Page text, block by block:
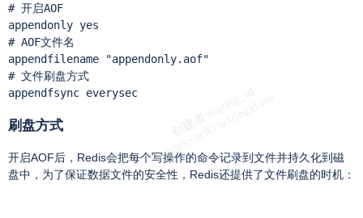
# 开启AOF
appendonly yes
# AOF文件名
appendfilename "appendonly.aof"
# 文件刷盘方式
appendfsync everysec
刷盘方式
开启AOF后，Redis会把每个写操作的命令记录到文件并持久化到磁
盘中，为了保证数据文件的安全性，Redis还提供了文件刷盘的时机：